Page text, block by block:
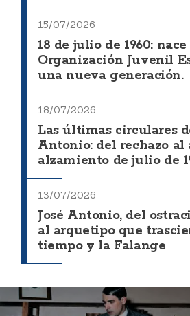
15/07/2026
18 de julio de 1960:
Organización Juvenil
una nueva generación.
18/07/2026
Las últimas circulares
Antonio: del rechazo al
alzamiento de julio de
13/07/2026
José Antonio, del
al arquetipo que
tiempo y la Falange